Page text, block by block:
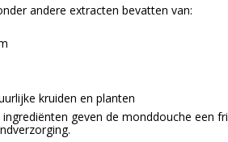
andere extracten bevatten van:
kruiden en planten
geven de monddouche een